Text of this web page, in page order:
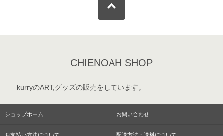
CHIENOAH SHOP
kurryのART,グッズの販売をしています。
ショップホーム お問い合わせ
お支払い方法について 配送方法・送料について